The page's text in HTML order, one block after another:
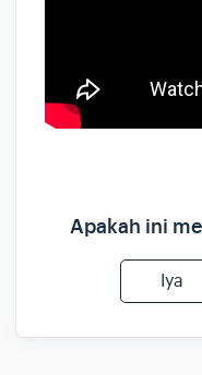
Apakah ini
Iya